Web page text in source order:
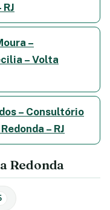
–
– Volta
– Consultório
– RJ
Redonda